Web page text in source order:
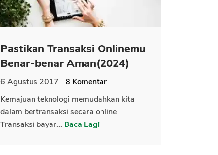
Pastikan Transaksi Onlinemu
Benar-benar Aman(2024)
6 Agustus 2017 8 Komentar
Kemajuan teknologi memudahkan kita
dalam bertransaksi secara online
Transaksi bayar... Baca Lagi